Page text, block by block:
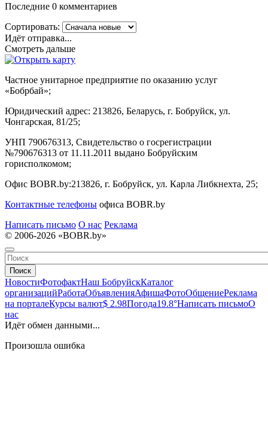
Последние 0 комментариев
Сортировать:
Идёт отправка...
Смотреть дальше
Частное унитарное предприятие по оказанию услуг
«Бобрбай»;
Юридический адрес: 213826, Беларусь, г. Бобруйск, ул.
Чонгарская, 81/25;
УНП 790676313, Свидетельство о госрегистрации
№790676313 от 11.11.2011 выдано Бобруйским
горисполкомом;
Офис BOBR.by:213826, г. Бобруйск, ул. Карла Либкнехта, 25;
Контактные телефоны офиса BOBR.by
Написать письмо О нас Реклама
© 2006-2026 «BOBR.by»
Поиск
НовостиФотофактНаш БобруйскКаталог
организацийРаботаОбъявленияАфишаФотоОбщениеРеклама
на порталеКурсы валют$ 2.98Погода19.8°Написать письмоО
нас
Идёт обмен данными...
Произошла ошибка